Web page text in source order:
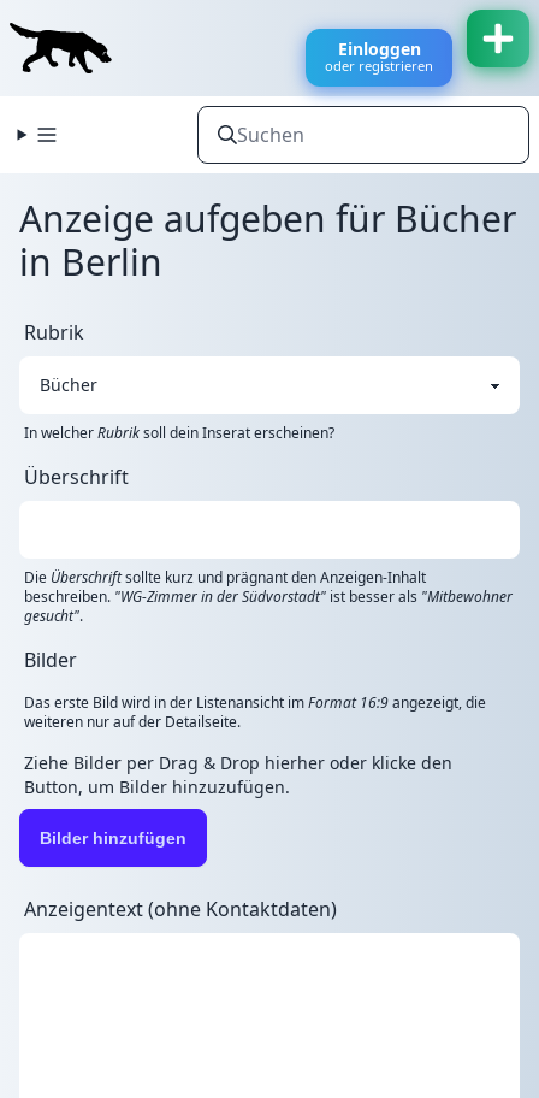
Einloggen
oder registrieren
Anzeige aufgeben für Bücher
in Berlin
Rubrik
In welcherRubriksoll dein Inserat erscheinen?
Überschrift
Die Überschriftsollte kurz und prägnant den Anzeigen-Inhalt
beschreiben. "WG-Zimmer in der Südvorstadt" ist besser als "Mitbewohner
gesucht".
Bilder
Das erste Bild wird in der Listenansicht imFormat 16:9angezeigt, die
weiteren nur auf der Detailseite.
Ziehe Bilder per Drag & Drop hierher oder klicke den
Button, um Bilder hinzuzufügen.
Bilder hinzufügen
Anzeigentext (ohne Kontaktdaten)